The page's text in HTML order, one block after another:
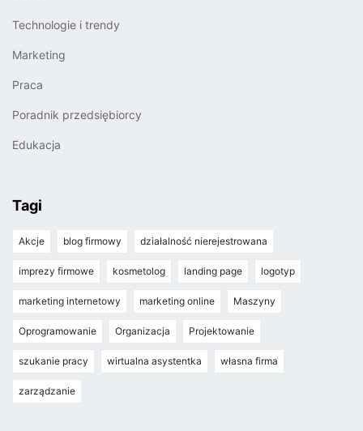
Technologie i trendy
Marketing
Praca
Poradnik przedsiębiorcy
Edukacja
Tagi
Akcje blog firmowy działalność nierejestrowana
imprezy firmowe kosmetolog landing page logotyp
marketing internetowy marketing online Maszyny
Oprogramowanie Organizacja Projektowanie
szukanie pracy wirtualna asystentka własna firma
zarządzanie